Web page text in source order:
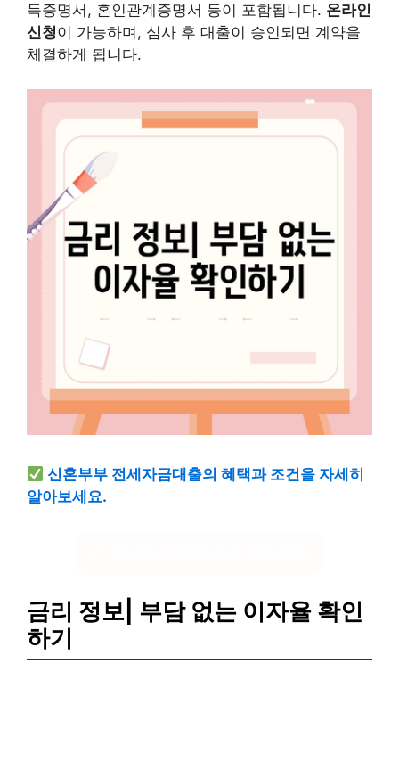
득증명서, 혼인관계증명서 등이 포함됩니다. 온라인
신청이 가능하며, 심사 후 대출이 승인되면 계약을
체결하게 됩니다.
신혼부부 전세자금대출의 혜택과 조건을 자세히
알아보세요.
금리 정보| 부담 없는 이자율 확인
하기